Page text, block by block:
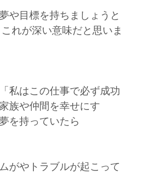
や目標を持ちましょうと
れが深い意味だと思いま
私はこの仕事で必ず成功
族や仲間を幸せにす
を持っていたら
がやトラブルが起こって